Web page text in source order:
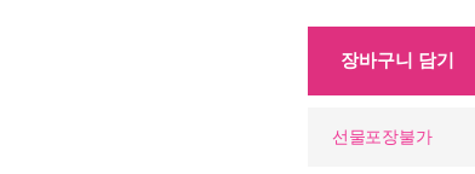
장바구니 담기
선물포장불가